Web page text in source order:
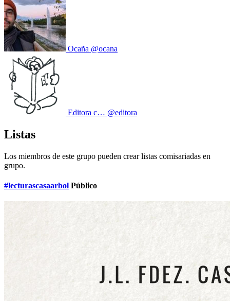
Ocaña @ocana
Editora c… @editora
Listas
Los miembros de este grupo pueden crear listas comisariadas en
grupo.
#lecturascasaarbol Público